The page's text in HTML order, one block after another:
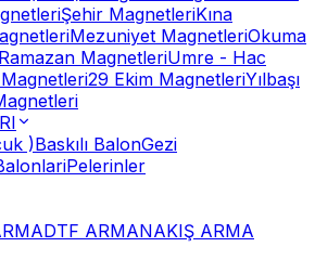
Şehir MagnetleriKına
Mezuniyet MagnetleriOkuma
Ramazan MagnetleriUmre - Hac
29 Ekim MagnetleriYılbaşı
)Baskılı BalonGezi
Pelerinler
DTF ARMANAKIŞ ARMA